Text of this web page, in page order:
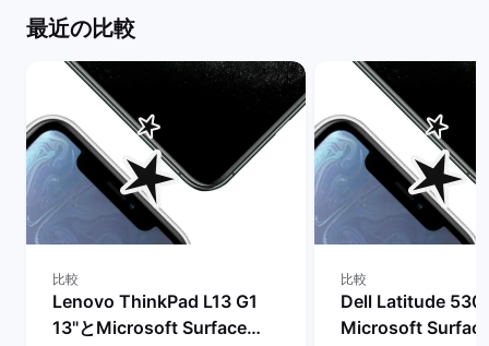
最近の比較
比較
Lenovo ThinkPad L13 G1
13"とMicrosoft Surface
比較
Dell Latitude
Microsoft